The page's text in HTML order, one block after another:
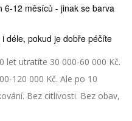
6-12 měsíců - jinak se barva
déle, pokud je dobře péčíte
let utratíte 30 000-60 000 Kč.
120 000 Kč. Ale po 10
Bez citlivosti. Bez obav,